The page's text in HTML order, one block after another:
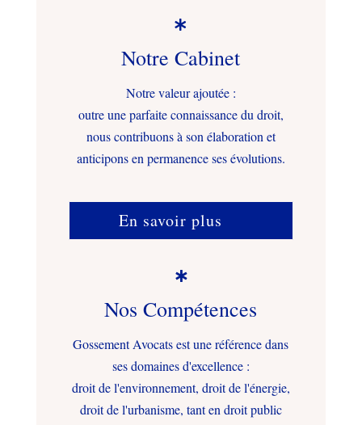

Notre Cabinet
Notre valeur ajoutée :
outre une parfaite connaissance du droit,
nous contribuons à son élaboration et
anticipons en permanence ses évolutions.
En savoir plus

Nos Compétences
Gossement Avocats est une référence dans
ses domaines d'excellence :
droit de l'environnement, droit de l'énergie,
droit de l'urbanisme, tant en droit public